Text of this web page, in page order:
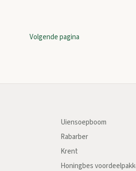
Volgende pagina
Uiensoepboom
Rabarber
Krent
Honingbes